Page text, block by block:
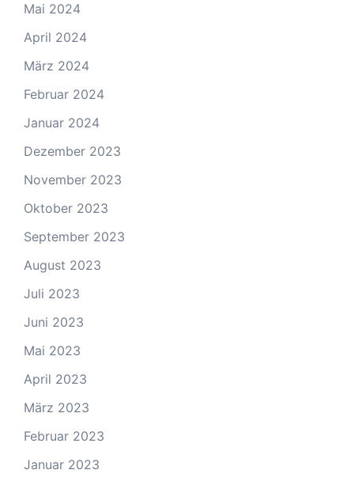
Mai 2024
April 2024
März 2024
Februar 2024
Januar 2024
Dezember 2023
November 2023
Oktober 2023
September 2023
August 2023
Juli 2023
Juni 2023
Mai 2023
April 2023
März 2023
Februar 2023
Januar 2023